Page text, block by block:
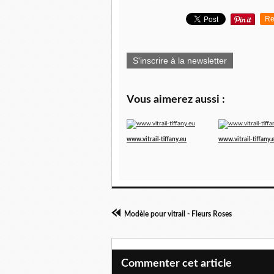
S'inscrire à la newsletter
Vous aimerez aussi :
www.vitrail-tiffany.eu
www.vitrail-
Modèle pour vitrail - Fleurs Roses
Commenter cet article